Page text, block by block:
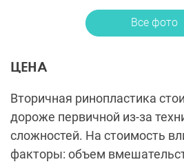
Все фото
ЦЕНА
Вторичная ринопластика
дороже первичной из-за
сложностей. На стоимость
факторы: объем